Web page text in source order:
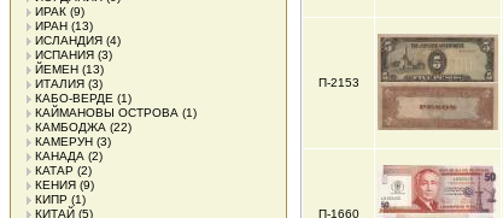
ИРАК (9)
ИРАН (13)
ИСЛАНДИЯ (4)
ИСПАНИЯ (3)
ЙЕМЕН (13)
ИТАЛИЯ (3)
КАБО-ВЕРДЕ (1)
КАЙМАНОВЫ ОСТРОВА (1)
КАМБОДЖА (22)
КАМЕРУН (3)
КАНАДА (2)
КАТАР (2)
КЕНИЯ (9)
КИПР (1)
КИТАЙ (5)
П-2153
П-1660